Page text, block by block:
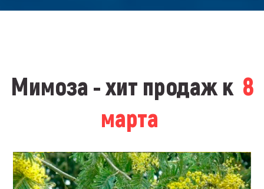
Мимоза - хит продаж к 8
марта